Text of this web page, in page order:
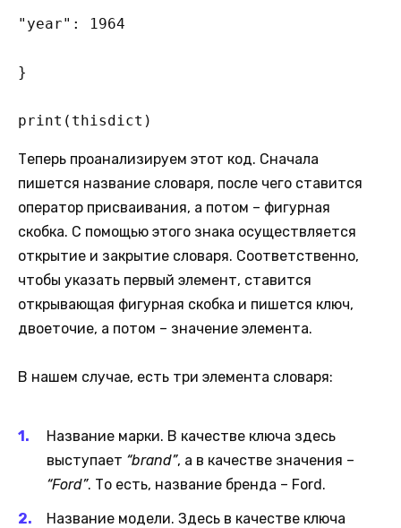
"year": 1964
}
print(thisdict)
Теперь проанализируем этот код. Сначала
пишется название словаря, после чего ставится
оператор присваивания, а потом – фигурная
скобка. С помощью этого знака осуществляется
открытие и закрытие словаря. Соответственно,
чтобы указать первый элемент, ставится
открывающая фигурная скобка и пишется ключ,
двоеточие, а потом – значение элемента.
В нашем случае, есть три элемента словаря:
Название марки. В качестве ключа здесь
выступает “brand”, а в качестве значения –
“Ford”. То есть, название бренда – Ford.
Название модели. Здесь в качестве ключа